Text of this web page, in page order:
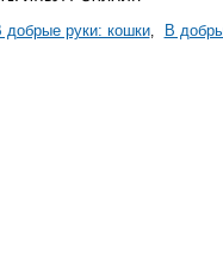
добрые руки: кошки, В